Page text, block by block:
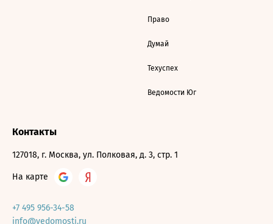
Право
Думай
Техуспех
Ведомости Юг
Контакты
127018, г. Москва, ул. Полковая, д. 3, стр. 1
На карте
+7 495 956-34-58
info@vedomosti.ru